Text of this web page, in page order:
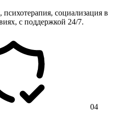
психотерапия, социализация в
с поддержкой 24/7.
04